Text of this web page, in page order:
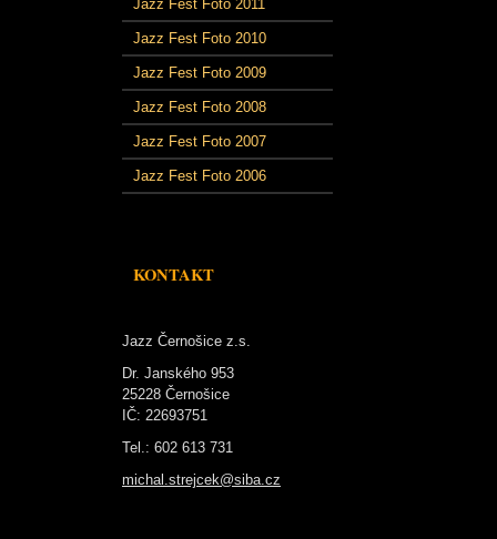
Jazz Fest Foto 2011
Jazz Fest Foto 2010
Jazz Fest Foto 2009
Jazz Fest Foto 2008
Jazz Fest Foto 2007
Jazz Fest Foto 2006
KONTAKT
Jazz Černošice z.s.
Dr. Janského 953
25228 Černošice
IČ: 22693751
Tel.: 602 613 731
michal.strejcek@siba.cz